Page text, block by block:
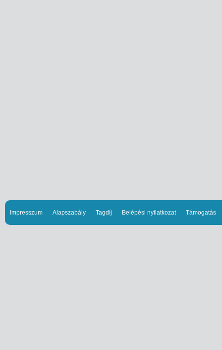
Impresszum Alapszabály Tagdíj Belépési nyilatkozat Támogatás